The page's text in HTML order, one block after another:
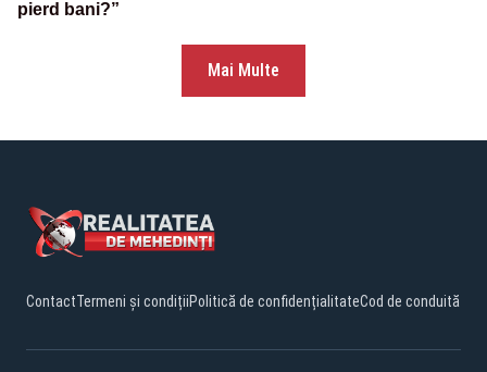
pierd bani?”
Mai Multe
ContactTermeni și condițiiPolitică de confidențialitateCod de conduită